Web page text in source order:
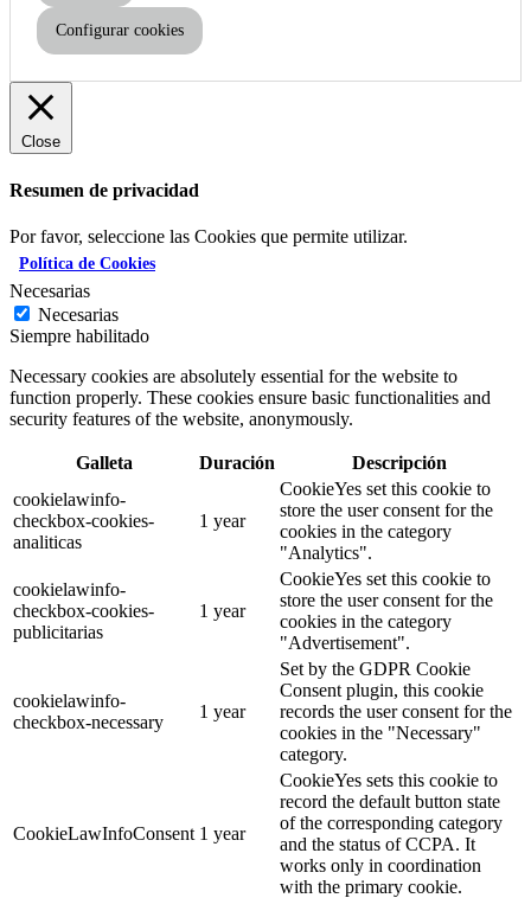
Configurar cookies
Close
Resumen de privacidad
Por favor, seleccione las Cookies que permite utilizar.
Política de Cookies
Necesarias
Necesarias
Siempre habilitado
Necessary cookies are absolutely essential for the website to
function properly. These cookies ensure basic functionalities and
security features of the website, anonymously.
Galleta Duración
Descripción
cookielawinfo-
checkbox-cookies-
analiticas
1 year
CookieYes set this cookie to
store the user consent for the
cookies in the category
"Analytics".
cookielawinfo-
checkbox-cookies-
publicitarias
1 year
CookieYes set this cookie to
store the user consent for the
cookies in the category
"Advertisement".
cookielawinfo-
checkbox-necessary
1 year
Set by the GDPR Cookie
Consent plugin, this cookie
records the user consent for the
cookies in the "Necessary"
category.
CookieLawInfoConsent 1 year
CookieYes sets this cookie to
record the default button state
of the corresponding category
and the status of CCPA. It
works only in coordination
with the primary cookie.